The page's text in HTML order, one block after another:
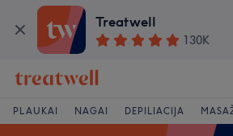
Treatwell
130K
PLAUKAI NAGAI DEPILIACIJA